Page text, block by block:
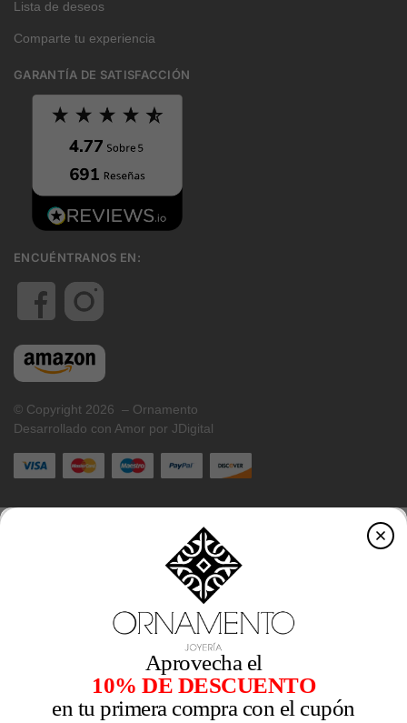
Lista de deseos
Comparte tu experiencia
GARANTÍA DE SATISFACCIÓN
ENCUÉNTRANOS EN:
© Copyright 2026 – Ornamento
Desarrollado con Amor por JDigital
Aprovecha el
10% DE DESCUENTO
en tu primera compra con el cupón